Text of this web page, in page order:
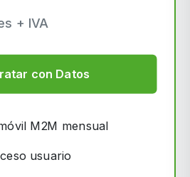
+ IVA
con Datos
M2M mensual
usuario